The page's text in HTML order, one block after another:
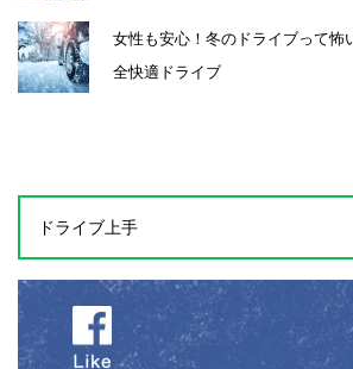
女性も安心！冬のドライブって怖
全快適ドライブ
ドライブ上手